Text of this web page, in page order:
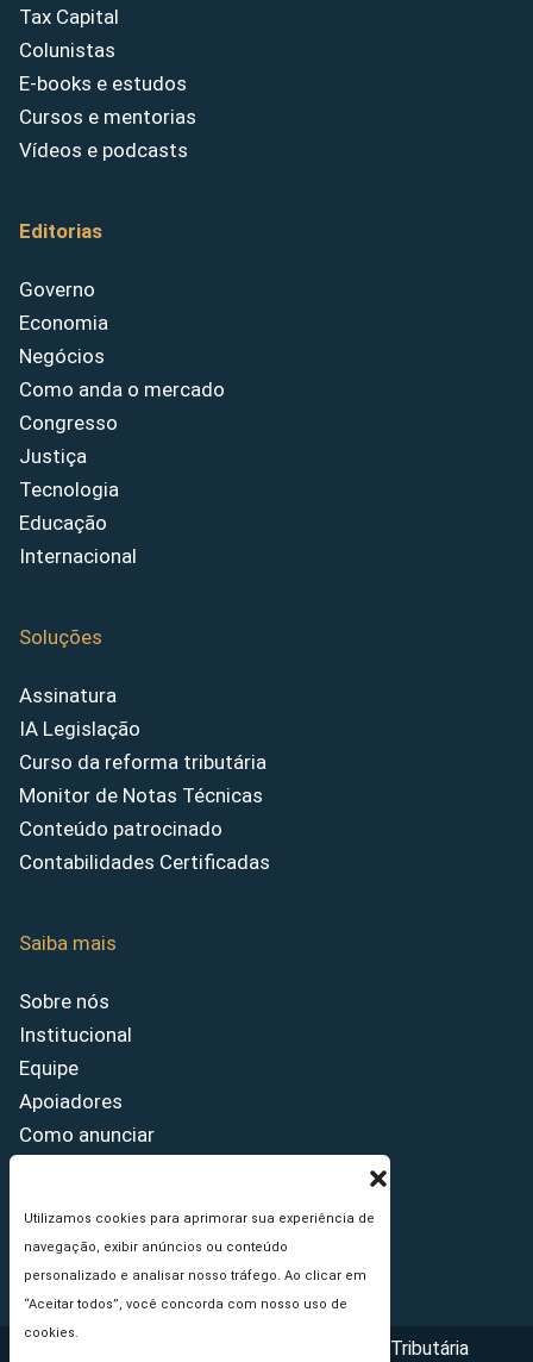
Utilizamos cookies para aprimorar sua experiência de
navegação, exibir anúncios ou conteúdo
personalizado e analisar nosso tráfego. Ao clicar em
“Aceitar todos”, você concorda com nosso uso de
cookies.
Tax Capital
Colunistas
E-books e estudos
Cursos e mentorias
Vídeos e podcasts
Editorias
Governo
Economia
Negócios
Como anda o mercado
Congresso
Justiça
Tecnologia
Educação
Internacional
Soluções
Assinatura
IA Legislação
Curso da reforma tributária
Monitor de Notas Técnicas
Conteúdo patrocinado
Contabilidades Certificadas
Saiba mais
Sobre nós
Institucional
Equipe
Apoiadores
Como anunciar
Princípios Editoriais
Copyright © 2026 - Portal da Reforma Tributária